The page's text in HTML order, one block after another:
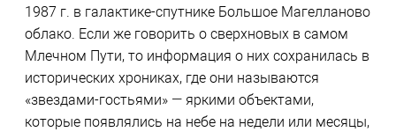
1987 г. в галактике-спутнике Большое Магелланово
облако. Если же говорить о сверхновых в самом
Млечном Пути, то информация о них сохранилась в
исторических хрониках, где они называются
«звездами-гостьями» — яркими объектами,
которые появлялись на небе на недели или месяцы,